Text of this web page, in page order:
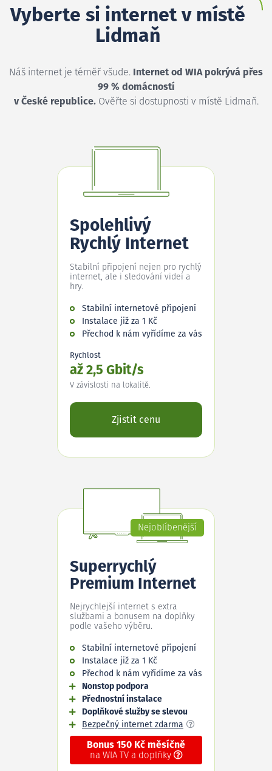
Vyberte si internet v místě
Lidmaň
Náš internet je téměř všude. Internet od WIA pokrývá přes
99 % domácností
v České republice.Ověřte si dostupnosti v místě Lidmaň.
Spolehlivý
Rychlý Internet
Stabilní připojení nejen pro rychlý
internet, ale i sledování videí a
hry.
Stabilní internetové připojení
Instalace již za 1 Kč
Přechod k nám vyřídíme za vás
Rychlost
až 2,5 Gbit/s
V závislosti na lokalitě.
Zjistit cenu
Nejoblíbenější
Superrychlý
Premium Internet
Nejrychlejší internet s extra
službami a bonusem na doplňky
podle vašeho výběru.
Stabilní internetové připojení
Instalace již za 1 Kč
Přechod k nám vyřídíme za vás
Nonstop podpora
Přednostní instalace
Doplňkové služby se slevou
Bezpečný internet zdarma
Bonus 150 Kč měsíčně
na WIA TV a doplňky